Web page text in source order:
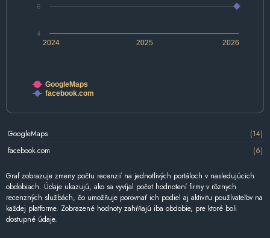
2024 2025 2026
4
6
GoogleMaps
facebook.com
GoogleMaps
(14)
facebook.com
(6)
Graf zobrazuje zmeny počtu recenzií na jednotlivých portáloch v nasledujúcich
obdobiach. Údaje ukazujú, ako sa vyvíjal počet hodnotení firmy v rôznych
recenzných službách, čo umožňuje porovnať ich podiel aj aktivitu používateľov na
každej platforme. Zobrazené hodnoty zahŕňajú iba obdobie, pre ktoré boli
dostupné údaje.